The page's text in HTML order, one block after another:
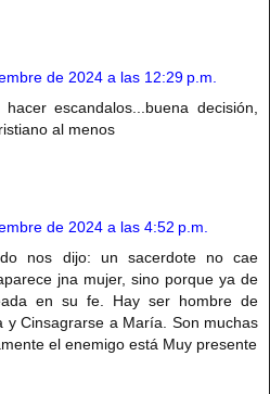
de 2024 a las 12:29 p.m.
escandalos...buena decisión,
al menos
de 2024 a las 4:52 p.m.
nos dijo: un sacerdote no cae
jna mujer, sino porque ya de
en su fe. Hay ser hombre de
y Cinsagrarse a María. Son muchas
el enemigo está Muy presente